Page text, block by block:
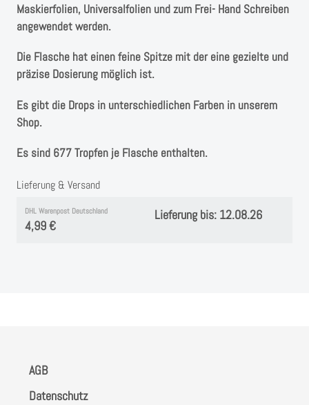
Maskierfolien, Universalfolien und zum Frei- Hand Schreiben
angewendet werden.
Die Flasche hat einen feine Spitze mit der eine gezielte und
präzise Dosierung möglich ist.
Es gibt die Drops in unterschiedlichen Farben in unserem
Shop.
Es sind 677 Tropfen je Flasche enthalten.
Lieferung & Versand
DHL Warenpost Deutschland
4,99 €
Lieferung bis: 12.08.26
AGB
Datenschutz